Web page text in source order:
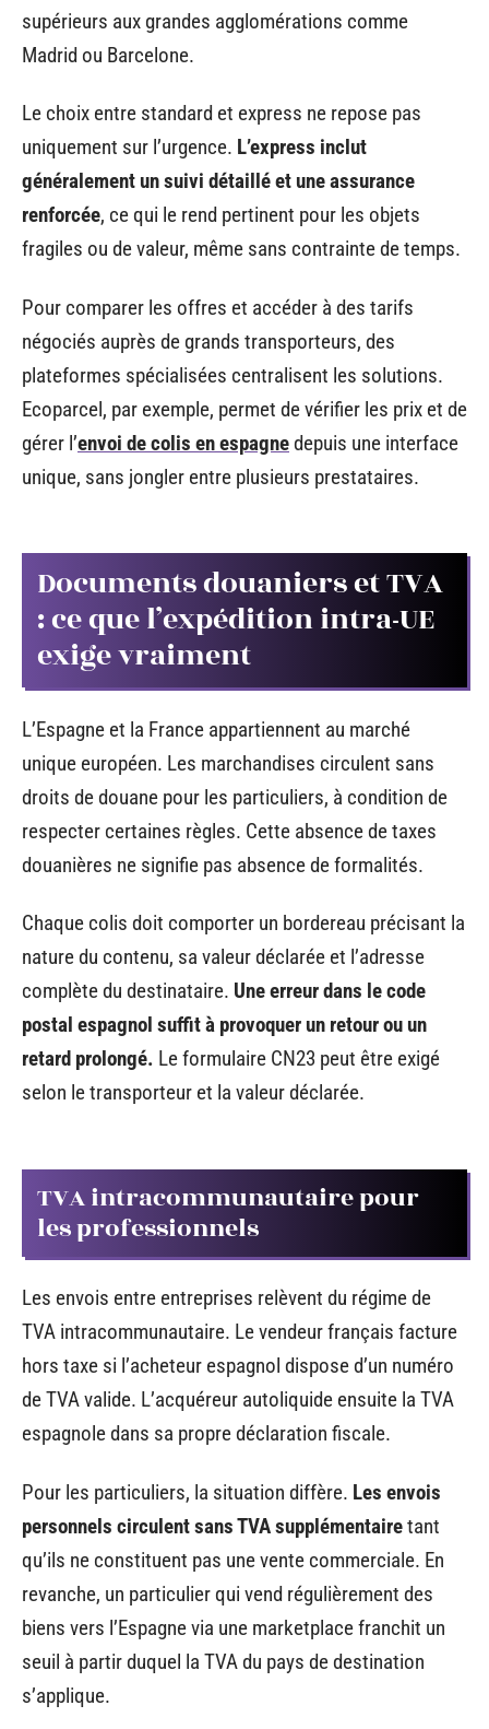
supérieurs aux grandes agglomérations comme
Madrid ou Barcelone.
Le choix entre standard et express ne repose pas
uniquement sur l’urgence. L’express inclut
généralement un suivi détaillé et une assurance
renforcée, ce qui le rend pertinent pour les objets
fragiles ou de valeur, même sans contrainte de temps.
Pour comparer les offres et accéder à des tarifs
négociés auprès de grands transporteurs, des
plateformes spécialisées centralisent les solutions.
Ecoparcel, par exemple, permet de vérifier les prix et de
gérer l’envoi de colis en espagnedepuis une interface
unique, sans jongler entre plusieurs prestataires.
Documents douaniers et TVA
: ce que l’expédition intra-UE
exige vraiment
L’Espagne et la France appartiennent au marché
unique européen. Les marchandises circulent sans
droits de douane pour les particuliers, à condition de
respecter certaines règles. Cette absence de taxes
douanières ne signifie pas absence de formalités.
Chaque colis doit comporter un bordereau précisant la
nature du contenu, sa valeur déclarée et l’adresse
complète du destinataire. Une erreur dans le code
postal espagnol suffit à provoquer un retour ou un
retard prolongé. Le formulaire CN23 peut être exigé
selon le transporteur et la valeur déclarée.
TVA intracommunautaire pour
les professionnels
Les envois entre entreprises relèvent du régime de
TVA intracommunautaire. Le vendeur français facture
hors taxe si l’acheteur espagnol dispose d’un numéro
de TVA valide. L’acquéreur autoliquide ensuite la TVA
espagnole dans sa propre déclaration fiscale.
Pour les particuliers, la situation diffère. Les envois
personnels circulent sans TVA supplémentairetant
qu’ils ne constituent pas une vente commerciale. En
revanche, un particulier qui vend régulièrement des
biens vers l’Espagne via une marketplace franchit un
seuil à partir duquel la TVA du pays de destination
s’applique.